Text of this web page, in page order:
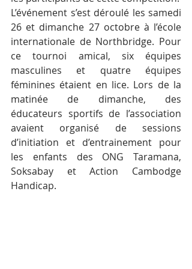
L’événement s’est déroulé les samedi
26 et dimanche 27 octobre à l’école
internationale de Northbridge. Pour
ce tournoi amical, six équipes
masculines et quatre équipes
féminines étaient en lice. Lors de la
matinée de dimanche, des
éducateurs sportifs de l’association
avaient organisé de sessions
d’initiation et d’entrainement pour
les enfants des ONG Taramana,
Soksabay et Action Cambodge
Handicap.